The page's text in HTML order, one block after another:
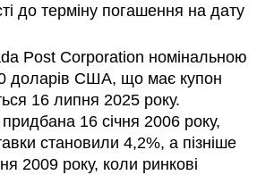
до терміну погашення на дату
Post Corporation номінальною
доларів США, що має купон
16 липня 2025 року.
16 січня 2006 року,
становили 4,2%, а пізніше
2009 року, коли ринкові